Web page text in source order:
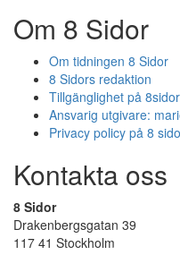
Om 8 Sidor
Om tidningen 8 Sidor
8 Sidors redaktion
Tillgänglighet på
Ansvarig utgivare:
Privacy policy på 8
Kontakta oss
8 Sidor
Drakenbergsgatan 39
117 41 Stockholm